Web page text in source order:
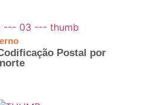
Postal por